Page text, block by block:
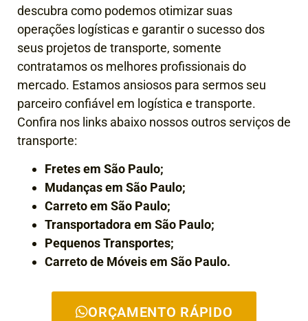
descubra como podemos otimizar suas
operações logísticas e garantir o sucesso dos
seus projetos de transporte, somente
contratamos os melhores profissionais do
mercado. Estamos ansiosos para sermos seu
parceiro confiável em logística e transporte.
Confira nos links abaixo nossos outros serviços de
transporte:
Fretes em São Paulo;
Mudanças em São Paulo;
Carreto em São Paulo;
Transportadora em São Paulo;
Pequenos Transportes;
Carreto de Móveis em São Paulo.
ORÇAMENTO RÁPIDO